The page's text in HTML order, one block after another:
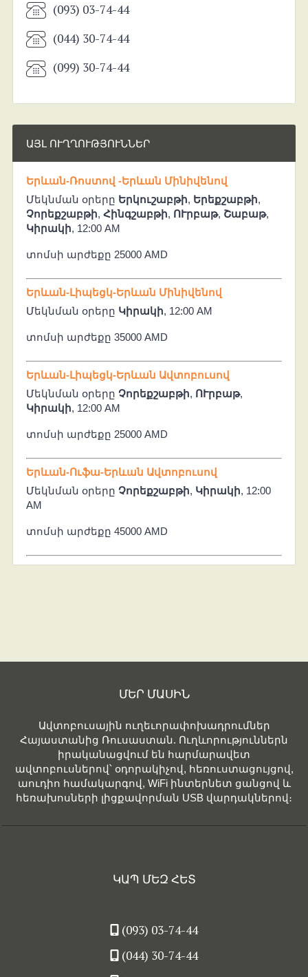
(093) 03-74-44
(044) 30-74-44
(099) 30-74-44
ԱՅԼ ՈՒՂՂՈՒԹՅՈՒՆՆԵՐ
Երևան-Ռոստով -Երևան Մինիվենով
Մեկնման օրերը Երկուշաբթի, Երեքշաբթի,
Չորեքշաբթի, Հինգշաբթի, ՈՒրբաթ, Շաբաթ,
Կիրակի, 12:00 AM
տոմսի արժեքը 25000 AMD
Երևան-Լիպեցկ-Երևան Մինիվենով
Մեկնման օրերը Կիրակի, 12:00 AM
տոմսի արժեքը 35000 AMD
Երևան-Լիպեցկ-Երևան Ավտոբուսով
Մեկնման օրերը Չորեքշաբթի, ՈՒրբաթ,
Կիրակի, 12:00 AM
տոմսի արժեքը 25000 AMD
Երևան-Ուֆա-Երևան Ավտոբուսով
Մեկնման օրերը Չորեքշաբթի, Կիրակի, 12:00
AM
տոմսի արժեքը 45000 AMD
ՄԵՐ ՄԱՍԻՆ
Ավտոբուսային ուղեւորափոխադրումներ
Հայաստանից Ռուսաստան. Ուղևորություններն
իրականացվում են հարմարավետ
ավտոբուսներով՝ օդորակիչով, հեռուստացույցով,
աուդիո համակարգով, WiFi ինտերնետ ցանցով և
հեռախոսների լիցքավորման USB վարդակներով։
ԿԱՊ ՄԵԶ ՀԵՏ
(093) 03-74-44
(044) 30-74-44